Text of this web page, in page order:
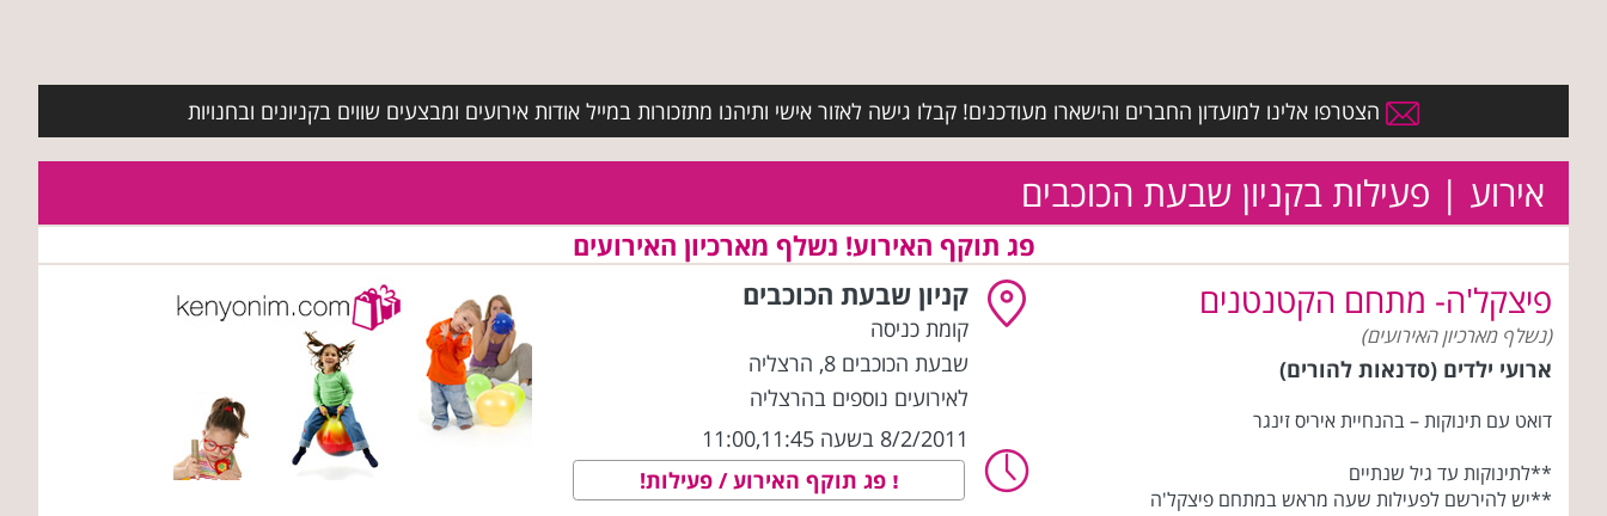
הצטרפו אלינו למועדון החברים והישארו מעודכנים! קבלו גישה לאזור אישי ותיהנו מתזכורות במייל אודות אירועים ומבצעים שווים בקניונים ובחנויות
אירוע | פעילות בקניון שבעת הכוכבים
פג תוקף האירוע! נשלף מארכיון האירועים
פיצקל'ה- מתחם הקטנטנים
(נשלף מארכיון האירועים)
ארועי ילדים (סדנאות להורים)
דואט עם תינוקות – בהנחיית איריס זינגר
**לתינוקות עד גיל שנתיים
**יש להירשם לפעילות שעה מראש במתחם פיצקל'ה
קניון שבעת הכוכבים
קומת כניסה
שבעת הכוכבים 8
, הרצליה
לאירועים נוספים בהרצליה
8/2/2011 בשעה 11:00,11:45
פג תוקף האירוע / פעילות!